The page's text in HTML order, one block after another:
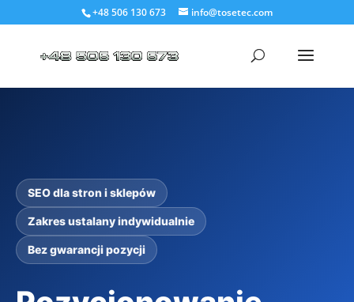
+48 506 130 673 info@tosetec.com
SEO dla stron i sklepów
Zakres ustalany indywidualnie
Bez gwarancji pozycji